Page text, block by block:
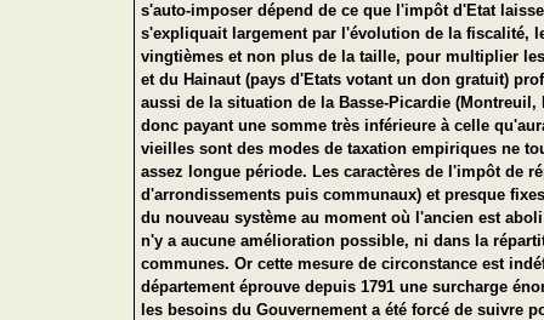
s'auto-imposer dépend de ce que l'impôt d'Etat
s'expliquait largement par l'évolution de la fiscalité,
vingtièmes et non plus de la taille, pour multiplier
et du Hainaut (pays d'Etats votant un don gratuit)
aussi de la situation de la Basse-Picardie
donc payant une somme très inférieure à celle
vieilles sont des modes de taxation empiriques ne
assez longue période. Les caractères de l'impôt de
d'arrondissements puis communaux) et presque
du nouveau système au moment où l'ancien est
n'y a aucune amélioration possible, ni dans la
communes. Or cette mesure de circonstance est
département éprouve depuis 1791 une surcharge
les besoins du Gouvernement a été forcé de suivre